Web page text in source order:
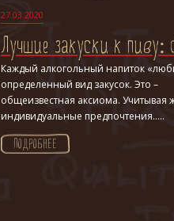
27.03.2020
Лучшие закуски к пиву:
Каждый алкогольный напиток
определенный вид закусок. Это –
общеизвестная аксиома. Учитывая
индивидуальные предпочтения.....
ПОДРОБНЕЕ